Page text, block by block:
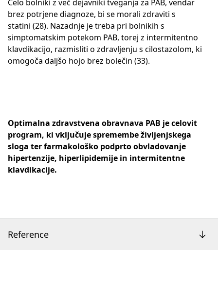
Celo bolniki z več dejavniki tveganja za PAB, vendar
brez potrjene diagnoze, bi se morali zdraviti s
statini (28). Nazadnje je treba pri bolnikih s
simptomatskim potekom PAB, torej z intermitentno
klavdikacijo, razmisliti o zdravljenju s cilostazolom, ki
omogoča daljšo hojo brez bolečin (33).
Optimalna zdravstvena obravnava PAB je celovit
program, ki vključuje spremembe življenjskega
sloga ter farmakološko podprto obvladovanje
hipertenzije, hiperlipidemije in intermitentne
klavdikacije.
Reference